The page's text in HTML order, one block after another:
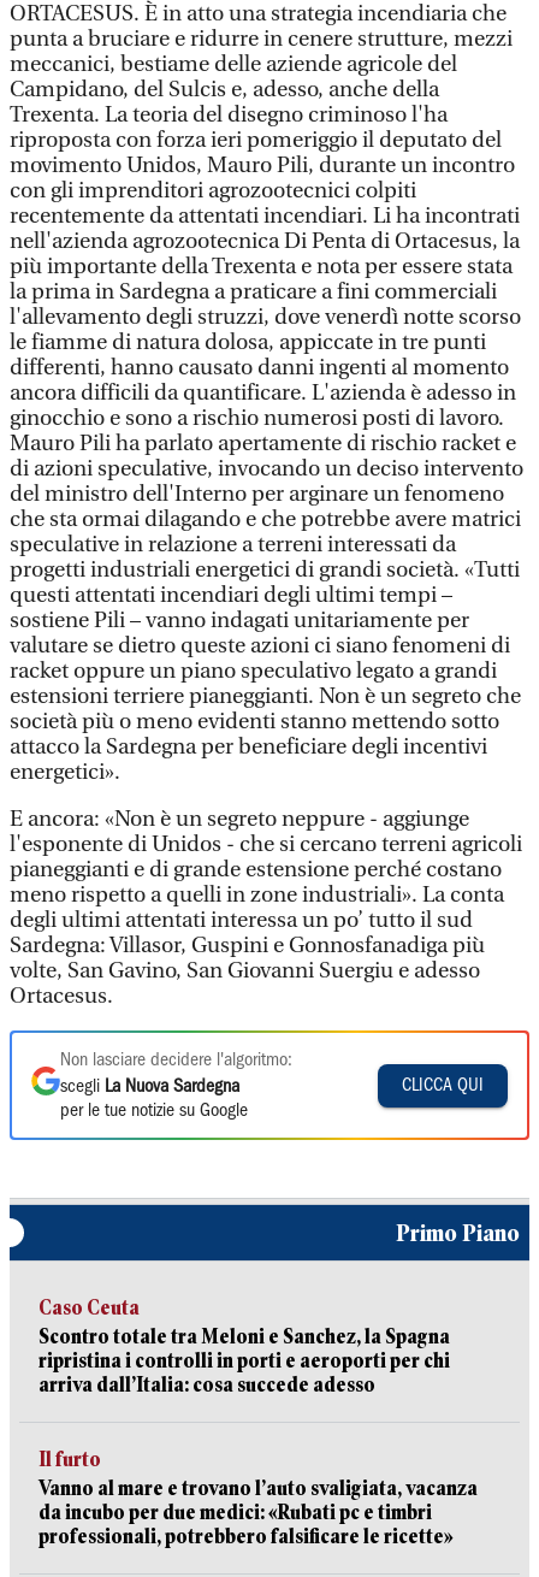
ORTACESUS. È in atto una strategia incendiaria che
punta a bruciare e ridurre in cenere strutture, mezzi
meccanici, bestiame delle aziende agricole del
Campidano, del Sulcis e, adesso, anche della
Trexenta. La teoria del disegno criminoso l'ha
riproposta con forza ieri pomeriggio il deputato del
movimento Unidos, Mauro Pili, durante un incontro
con gli imprenditori agrozootecnici colpiti
recentemente da attentati incendiari. Li ha incontrati
nell'azienda agrozootecnica Di Penta di Ortacesus, la
più importante della Trexenta e nota per essere stata
la prima in Sardegna a praticare a fini commerciali
l'allevamento degli struzzi, dove venerdì notte scorso
le fiamme di natura dolosa, appiccate in tre punti
differenti, hanno causato danni ingenti al momento
ancora difficili da quantificare. L'azienda è adesso in
ginocchio e sono a rischio numerosi posti di lavoro.
Mauro Pili ha parlato apertamente di rischio racket e
di azioni speculative, invocando un deciso intervento
del ministro dell'Interno per arginare un fenomeno
che sta ormai dilagando e che potrebbe avere matrici
speculative in relazione a terreni interessati da
progetti industriali energetici di grandi società. «Tutti
questi attentati incendiari degli ultimi tempi –
sostiene Pili – vanno indagati unitariamente per
valutare se dietro queste azioni ci siano fenomeni di
racket oppure un piano speculativo legato a grandi
estensioni terriere pianeggianti. Non è un segreto che
società più o meno evidenti stanno mettendo sotto
attacco la Sardegna per beneficiare degli incentivi
energetici».
E ancora: «Non è un segreto neppure - aggiunge
l'esponente di Unidos - che si cercano terreni agricoli
pianeggianti e di grande estensione perché costano
meno rispetto a quelli in zone industriali». La conta
degli ultimi attentati interessa un po’ tutto il sud
Sardegna: Villasor, Guspini e Gonnosfanadiga più
volte, San Gavino, San Giovanni Suergiu e adesso
Ortacesus.
Non lasciare decidere l'algoritmo:
scegli La Nuova Sardegna
per le tue notizie su Google
CLICCA QUI
Primo Piano
Caso Ceuta
Scontro totale tra Meloni e Sanchez, la Spagna
ripristina i controlli in porti e aeroporti per chi
arriva dall’Italia: cosa succede adesso
Il furto
Vanno al mare e trovano l’auto svaligiata, vacanza
da incubo per due medici: «Rubati pc e timbri
professionali, potrebbero falsificare le ricette»